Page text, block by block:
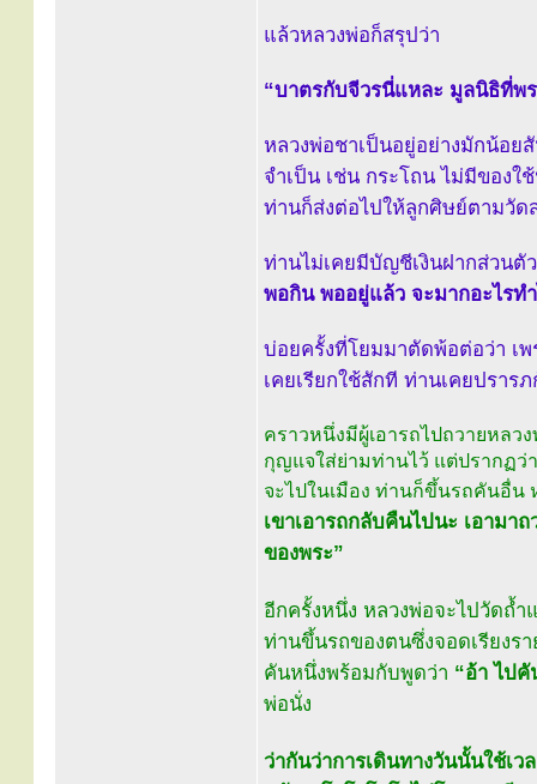
แล้วหลวงพ่อก็สรุปว่า
“บาตรกับจีวรนี่แหละ มูลนิธิที่พ
หลวงพ่อชาเป็นอยู่อย่างมักน้อย
จำเป็น เช่น กระโถน ไม่มีของ
ท่านก็ส่งต่อไปให้ลูกศิษย์ตามวัด
ท่านไม่เคยมีบัญชีเงินฝากส่วน
พอกิน พออยู่แล้ว จะมากอะไรท
บ่อยครั้งที่โยมมาตัดพ้อต่อว่า เ
เคยเรียกใช้สักที ท่านเคยปราร
คราวหนึ่งมีผู้เอารถไปถวายหลว
กุญแจใส่ย่ามท่านไว้ แต่ปรากฏว่
จะไปในเมือง ท่านก็ขึ้นรถคันอื่น
เขาเอารถกลับคืนไปนะ เอาม
ของพระ”
อีกครั้งหนึ่ง หลวงพ่อจะไปวัดถ้
ท่านขึ้นรถของตนซึ่งจอดเรียงร
คันหนึ่งพร้อมกับพูดว่า “อ้า ไป
พ่อนั่ง
ว่ากันว่าการเดินทางวันนั้นใช้เ